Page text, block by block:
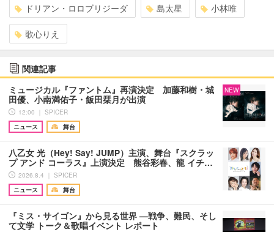
ドリアン・ロロブリジーダ 島太星 小林唯
歌心りえ
関連記事
ミュージカル『ファントム』再演決定 加藤和樹・城
田優、小南満佑子・飯田栞月が出演
12:00 ｜ SPICER
ニュース
舞台
NEW
八乙女 光（Hey! Say! JUMP）主演、舞台『スクラッ
プ アンド コーラス』上演決定 熊谷彩春、龍 イチ…
2026.8.4 ｜ SPICER
ニュース
舞台
『ミス・サイゴン』から見る世界 —戦争、難民、そし
て文学 トーク＆歌唱イベント レポート